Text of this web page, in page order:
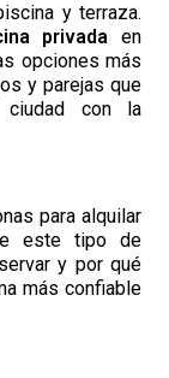
y terraza.
privada en
opciones más
y parejas que
con la
para alquilar
este tipo de
y por qué
más confiable